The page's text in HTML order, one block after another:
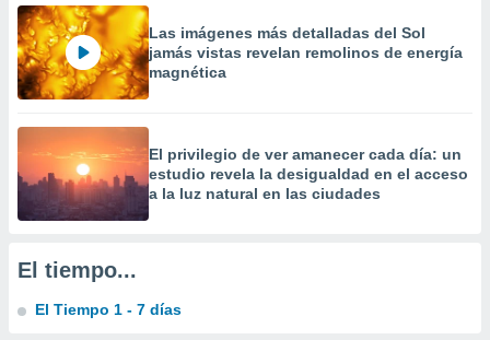
crear un
uso de
contenido
medir el
la
el
o a través
de
Las imágenes más detalladas del Sol
jamás vistas revelan remolinos de energía
magnética
El privilegio de ver amanecer cada día: un
estudio revela la desigualdad en el acceso
a la luz natural en las ciudades
El tiempo...
El Tiempo 1 - 7 días